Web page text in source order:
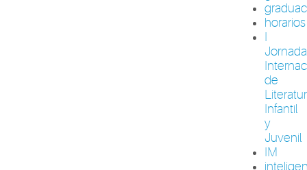
horarios
I
de
Infantil
y
Juvenil
IM